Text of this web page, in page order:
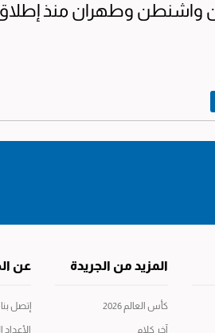
واشنطن وطهران منذ
المزيد من الجريدة
كأس العالم 2026
آخر كلام
عن
إتصل بنا